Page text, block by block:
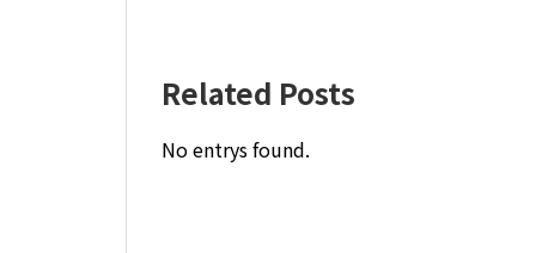
Related Posts
No entrys found.